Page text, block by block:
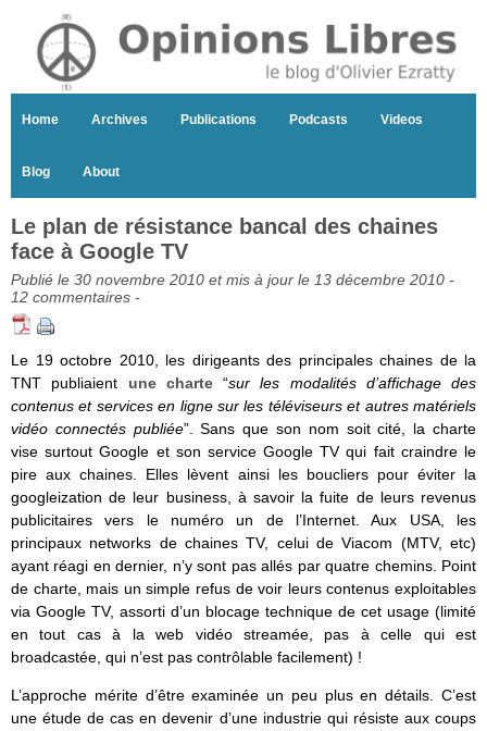
Home Archives Publications Podcasts Videos
Blog About
Le plan de résistance bancal des chaines
face à Google TV
Publié le 30 novembre 2010 et mis à jour le 13 décembre 2010 -
12 commentaires -
Le 19 octobre 2010, les dirigeants des principales chaines de la
TNT publiaient une charte“sur les modalités d’affichage des
contenus et services en ligne sur les téléviseurs et autres matériels
vidéo connectés publiée”. Sans que son nom soit cité, la charte
vise surtout Google et son service Google TV qui fait craindre le
pire aux chaines. Elles lèvent ainsi les boucliers pour éviter la
googleization de leur business, à savoir la fuite de leurs revenus
publicitaires vers le numéro un de l’Internet. Aux USA, les
principaux networks de chaines TV, celui de Viacom (MTV, etc)
ayant réagi en dernier, n’y sont pas allés par quatre chemins. Point
de charte, mais un simple refus de voir leurs contenus exploitables
via Google TV, assorti d’un blocage technique de cet usage (limité
en tout cas à la web vidéo streamée, pas à celle qui est
broadcastée, qui n’est pas contrôlable facilement) !
L’approche mérite d’être examinée un peu plus en détails. C’est
une étude de cas en devenir d’une industrie qui résiste aux coups